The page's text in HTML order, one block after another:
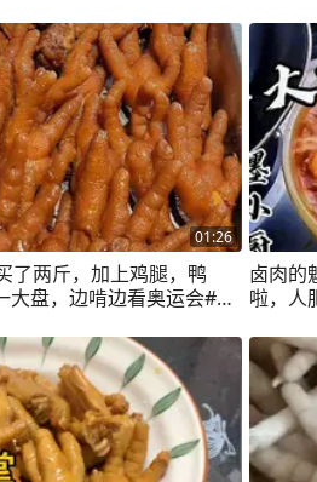
01:26
了两斤，加上鸡腿，鸭
大盘，边啃边看奥运会#卤
卤肉的
啦，人